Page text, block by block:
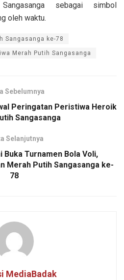
sebagai simbol
oleh waktu.
Sangasanga ke-78
Merah Putih Sangasanga
Sebelumnya
Peringatan Peristiwa Heroik
Sangasanga
Selanjutnya
Buka Turnamen Bola Voli,
Merah Putih Sangasanga ke-
78
MediaBadak